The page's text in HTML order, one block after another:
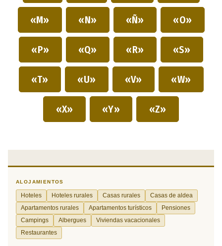
«M» «N» «Ñ» «O»
«P» «Q» «R» «S»
«T» «U» «V» «W»
«X» «Y» «Z»